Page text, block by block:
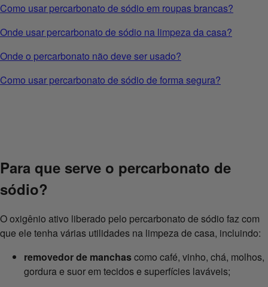
Como usar percarbonato de sódio em roupas brancas?
Onde usar percarbonato de sódio na limpeza da casa?
Onde o percarbonato não deve ser usado?
Como usar percarbonato de sódio de forma segura?
Para que serve o percarbonato de
sódio?
O oxigênio ativo liberado pelo percarbonato de sódio faz com
que ele tenha várias utilidades na limpeza de casa, incluindo:
removedor de manchascomo café, vinho, chá, molhos,
gordura e suor em tecidos e superfícies laváveis;